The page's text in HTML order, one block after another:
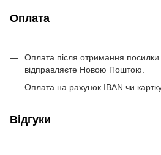
Оплата
Оплата після отримання посилки
відправляєте Новою Поштою.
Оплата на рахунок IBAN чи
Відгуки